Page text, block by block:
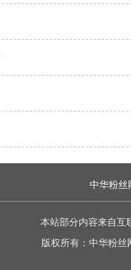
中华粉丝
本站部分内容来自互
版权所有： 中华粉丝